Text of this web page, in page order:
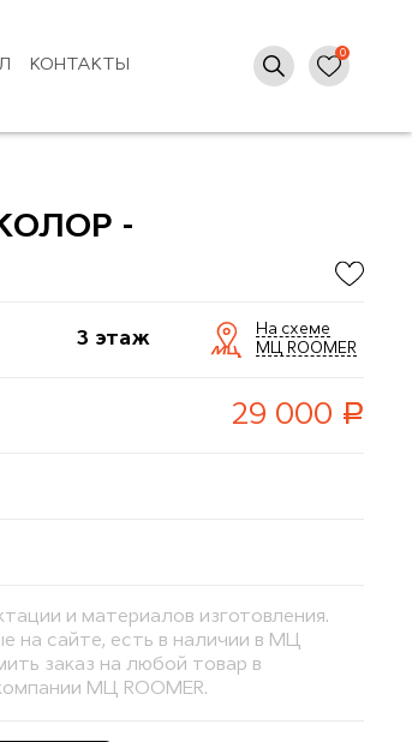
КОНТАКТЫ
-
3 этаж
На схеме
МЦ ROOMER
29 000 руб.
и материалов изготовления.
на сайте, есть в наличии в МЦ
заказ на любой товар в
МЦ ROOMER.